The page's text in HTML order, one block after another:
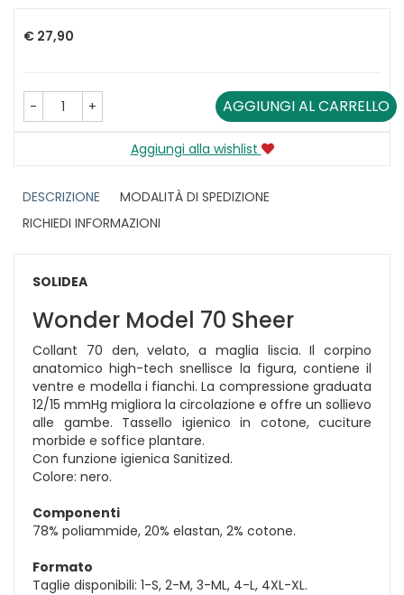
€ 27,90
- + AGGIUNGI AL CARRELLO
Aggiungi alla wishlist
DESCRIZIONE
MODALITÀ DI SPEDIZIONE
RICHIEDI INFORMAZIONI
SOLIDEA
Wonder Model 70 Sheer
Collant 70 den, velato, a maglia liscia. Il corpino
anatomico high-tech snellisce la figura, contiene il
ventre e modella i fianchi. La compressione graduata
12/15 mmHg migliora la circolazione e offre un sollievo
alle gambe. Tassello igienico in cotone, cuciture
morbide e soffice plantare.
Con funzione igienica Sanitized.
Colore: nero.
Componenti
78% poliammide, 20% elastan, 2% cotone.
Formato
Taglie disponibili: 1-S, 2-M, 3-ML, 4-L, 4XL-XL.